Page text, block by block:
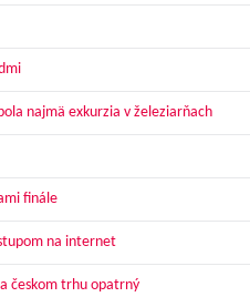
najmä exkurzia v železiarňach
finále
na internet
českom trhu opatrný